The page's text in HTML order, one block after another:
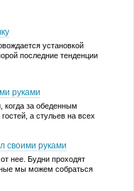
установкой
последние тенденции
руками
когда за обеденным
а стульев на всех
компактного
ли …
своими руками
нее. Будни проходят
мы можем собраться